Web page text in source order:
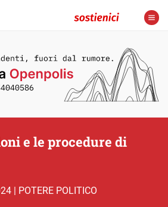
e le procedure di
| POTERE POLITICO